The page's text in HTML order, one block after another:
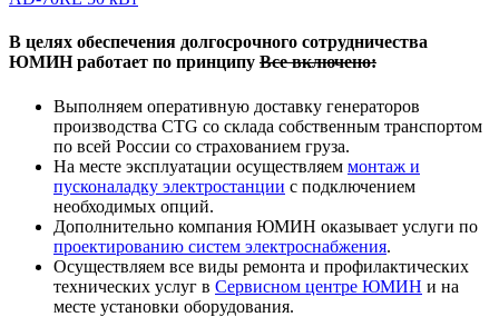
В целях обеспечения долгосрочного сотрудничества
ЮМИН работает по принципу Все включено:
Выполняем оперативную доставку генераторов
производства CTG со склада собственным транспортом
по всей России со страхованием груза.
На месте эксплуатации осуществляем монтаж и
пусконаладку электростанции с подключением
необходимых опций.
Дополнительно компания ЮМИН оказывает услуги по
проектированию систем электроснабжения.
Осуществляем все виды ремонта и профилактических
технических услуг в Сервисном центре ЮМИН и на
месте установки оборудования.